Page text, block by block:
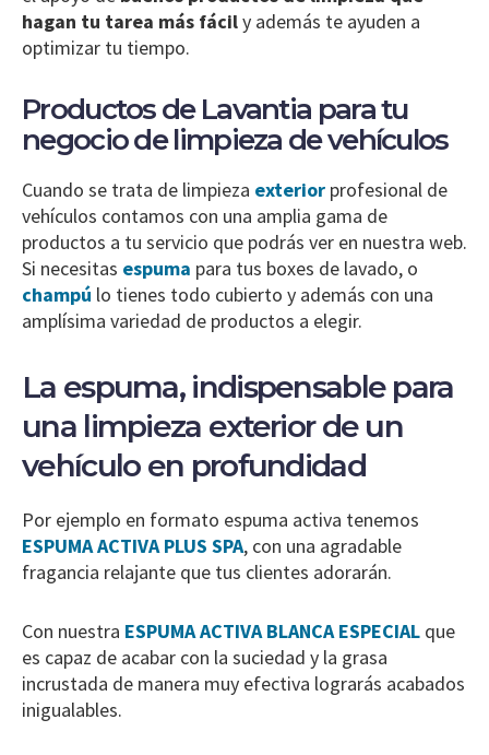
hagan tu tarea más fácily además te ayuden a
optimizar tu tiempo.
Productos de Lavantia para tu
negocio de limpieza de vehículos
Cuando se trata de limpieza exterior profesional de
vehículos contamos con una amplia gama de
productos a tu servicio que podrás ver en nuestra web.
Si necesitas espuma para tus boxes de lavado, o
champú lo tienes todo cubierto y además con una
amplísima variedad de productos a elegir.
La espuma, indispensable para
una limpieza exterior de un
vehículo en profundidad
Por ejemplo en formato espuma activa tenemos
ESPUMA ACTIVA PLUS SPA, con una agradable
fragancia relajante que tus clientes adorarán.
Con nuestra ESPUMA ACTIVA BLANCA ESPECIAL que
es capaz de acabar con la suciedad y la grasa
incrustada de manera muy efectiva lograrás acabados
inigualables.